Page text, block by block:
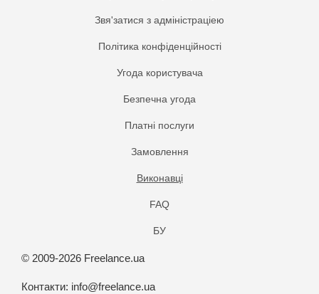
Звя'затися з адміністраціею
Політика конфіденційності
Угода користувача
Безпечна угода
Платнi послуги
Замовлення
Виконавці
FAQ
БУ
© 2009-2026 Freelance.ua
Контакти: info@freelance.ua